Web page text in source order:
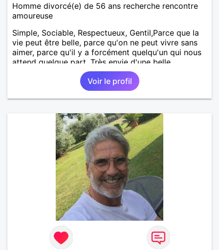
Homme divorcé(e) de 56 ans recherche rencontre
amoureuse
Simple, Sociable, Respectueux, Gentil,Parce que la
vie peut être belle, parce qu'on ne peut vivre sans
aimer, parce qu'il y a forcément quelqu'un qui nous
attend quelque part. Très envie d'une belle
Voir le profil